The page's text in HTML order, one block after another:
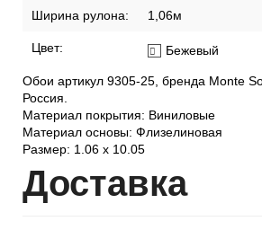
Ширина рулона: 1,06м
Цвет: Бежевый
Обои артикул 9305-25, бренда Monte
Россия.
Материал покрытия: Виниловые
Материал основы: Флизелиновая
Размер: 1.06 x 10.05
Доставка